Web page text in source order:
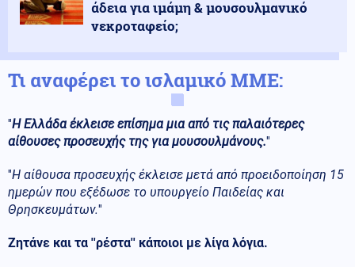
άδεια για ιμάμη & μουσουλμανικό
νεκροταφείο;
Τι αναφέρει το ισλαμικό ΜΜΕ:
''Η Ελλάδα έκλεισε επίσημα μια από τις παλαιότερες
αίθουσες προσευχής της για μουσουλμάνους.''
''Η αίθουσα προσευχής έκλεισε μετά από προειδοποίηση 15
ημερών που εξέδωσε το υπουργείο Παιδείας και
Θρησκευμάτων.''
Ζητάνε και τα ''ρέστα'' κάποιοι με λίγα λόγια.